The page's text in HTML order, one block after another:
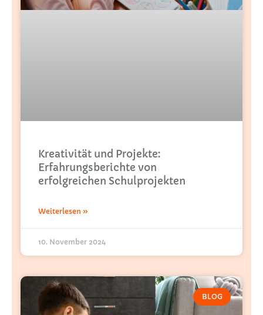
Kreativität und Projekte:
Erfahrungsberichte von
erfolgreichen Schulprojekten
Weiterlesen »
10. November 2024
BLOG